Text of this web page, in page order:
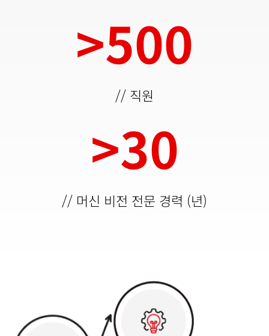
>500
// 직원
>30
// 머신 비전 전문 경력 (년)